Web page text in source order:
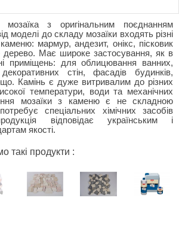
з оригінальним поєднанням
моделі до складу мозаїки входять різні
мармур, андезит, онікс, пісковик
дерево. Має широке застосування, як в
приміщень: для облицювання ванних,
стін, фасадів будинків,
Камінь є дуже витривалим до різних
температури, води та механічних
мозаїки з каменю є не складною
спеціальних хімічних засобів
відповідає українським і
якості.
такі продукти :